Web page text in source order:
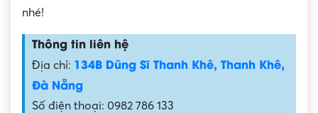
nhé!
Thông tin liên hệ
Địa chỉ: 134B Dũng Sĩ Thanh Khê, Thanh Khê,
Đà Nẵng
Số điện thoại: 0982 786 133